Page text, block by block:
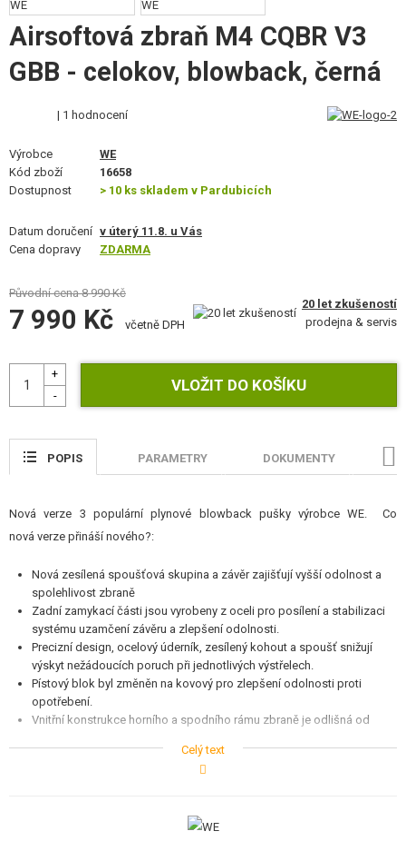
VÝSTROJ, UNIFORMY, POUZDRA
NÁHRADNÍ DÍLY, UPGRADE
SEBEOBRANA, VÝCVIK, NOŽE
TERČE, STŘELNICE
JÍDLO
REKLAMNÍ PŘEDMĚTY
NOVINKY
SLEVY, AKCE
KONTAKT
Airsoftová zbraň M4 CQBR V3
GBB - celokov, blowback, černá
| 1 hodnocení
Výrobce
WE
Kód zboží
16658
Dostupnost
> 10 ks skladem v Pardubicích
Datum doručení v úterý 11.8. u Vás
Cena dopravy
ZDARMA
Původní cena8 990 Kč
7 990 Kč včetně DPH
20 let zkušeností
prodejna & servis
POPIS PARAMETRY DOKUMENTY
Nová verze 3 populární plynové blowback pušky výrobce WE. Co
nová verze přináší nového?:
Nová zesílená spoušťová skupina a závěr zajišťují vyšší odolnost a
spolehlivost zbraně
Zadní zamykací části jsou vyrobeny z oceli pro posílení a stabilizaci
systému uzamčení závěru a zlepšení odolnosti.
Precizní design, ocelový úderník, zesílený kohout a spoušť snižují
výskyt nežádoucích poruch při jednotlivých výstřelech.
Pístový blok byl změněn na kovový pro zlepšení odolnosti proti
opotřebení.
Vnitřní konstrukce horního a spodního rámu zbraně je odlišná od
Staré plynové a CO2 zásobníky M4 nelze použít v novém systému.
Nová verze plynových a CO2 zásobníků M4 je kompatibilní se starší
Replika legendární pušky M4 CQBR od renomovaného výrobce WE Taiwan
Celý text